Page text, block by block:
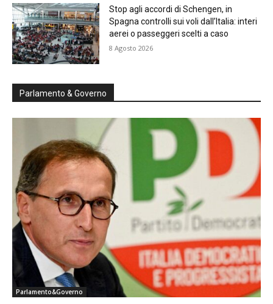
Stop agli accordi di Schengen, in
Spagna controlli sui voli dall’Italia: interi
aerei o passeggeri scelti a caso
8 Agosto 2026
Parlamento & Governo
Parlamento&Governo